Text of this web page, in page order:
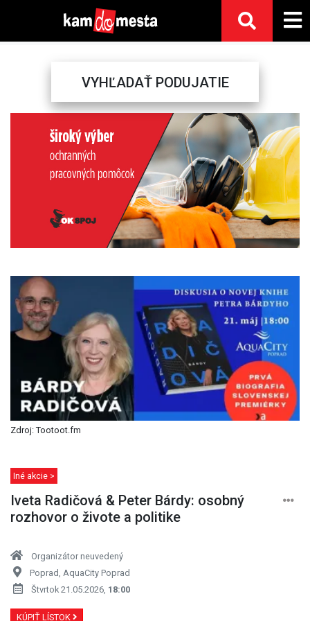
VYHĽADAŤ PODUJATIE
Next
Zdroj: Tootoot.fm
Iné akcie >
Iveta Radičová & Peter Bárdy: osobný
rozhovor o živote a politike
Organizátor neuvedený
Poprad, AquaCity Poprad
Štvrtok 21.05.2026, 18:00
KÚPIŤ LÍSTOK